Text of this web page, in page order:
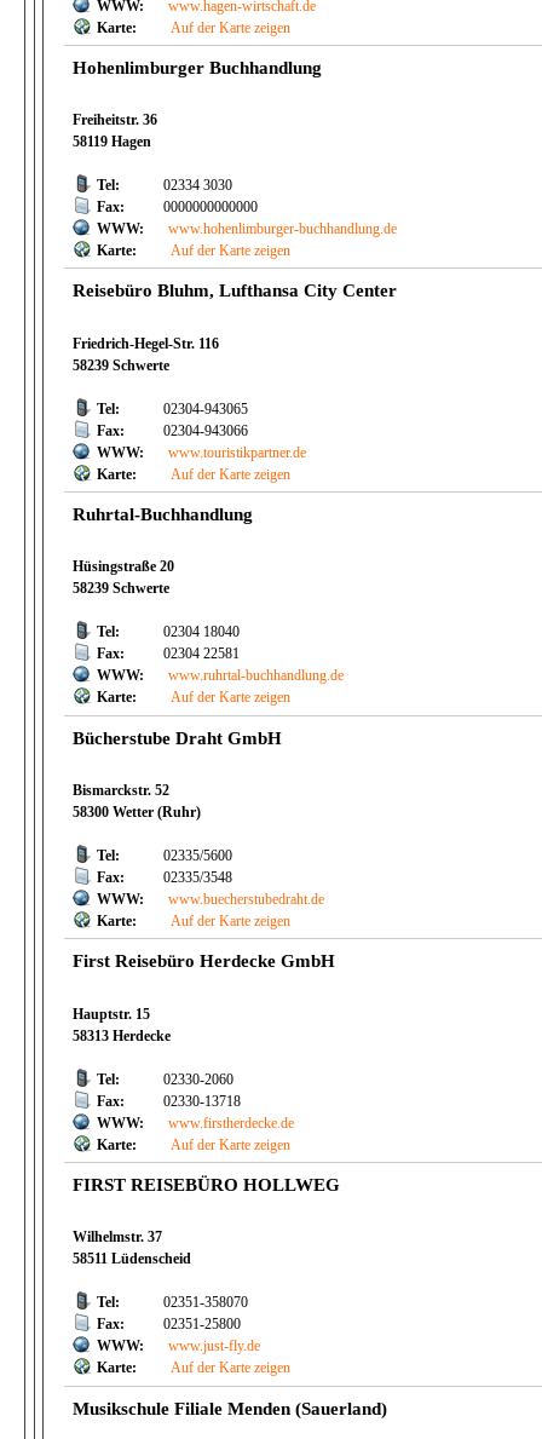
WWW:
www.hagen-wirtschaft.de
Karte:
Auf der Karte zeigen
Hohenlimburger Buchhandlung
Freiheitstr. 36
58119 Hagen
Tel:
02334 3030
Fax:
0000000000000
WWW:
www.hohenlimburger-buchhandlung.de
Karte:
Auf der Karte zeigen
Reisebüro Bluhm, Lufthansa City Center
Friedrich-Hegel-Str. 116
58239 Schwerte
Tel:
02304-943065
Fax:
02304-943066
WWW:
www.touristikpartner.de
Karte:
Auf der Karte zeigen
Ruhrtal-Buchhandlung
Hüsingstraße 20
58239 Schwerte
Tel:
02304 18040
Fax:
02304 22581
WWW:
www.ruhrtal-buchhandlung.de
Karte:
Auf der Karte zeigen
Bücherstube Draht GmbH
Bismarckstr. 52
58300 Wetter (Ruhr)
Tel:
02335/5600
Fax:
02335/3548
WWW:
www.buecherstubedraht.de
Karte:
Auf der Karte zeigen
First Reisebüro Herdecke GmbH
Hauptstr. 15
58313 Herdecke
Tel:
02330-2060
Fax:
02330-13718
WWW:
www.firstherdecke.de
Karte:
Auf der Karte zeigen
FIRST REISEBÜRO HOLLWEG
Wilhelmstr. 37
58511 Lüdenscheid
Tel:
02351-358070
Fax:
02351-25800
WWW:
www.just-fly.de
Karte:
Auf der Karte zeigen
Musikschule Filiale Menden (Sauerland)